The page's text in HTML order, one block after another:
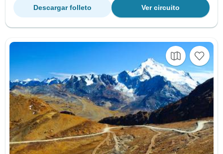
Ver circuito
Descargar folleto